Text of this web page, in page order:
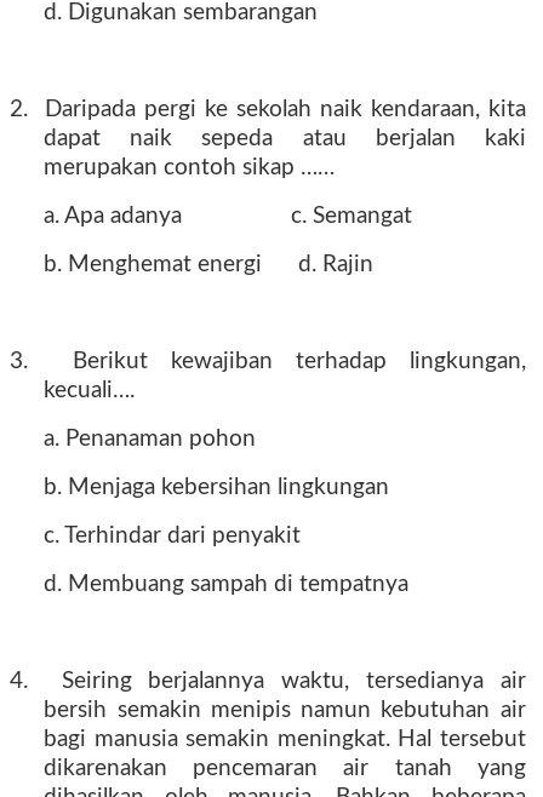
d. Digunakan sembarangan
2.
Daripada pergi ke sekolah naik kendaraan, kita
dapat naik sepeda atau berjalan kaki
merupakan contoh sikap ……
a. Apa adanya c. Semangat
b. Menghemat energi d. Rajin
3.
Berikut kewajiban terhadap lingkungan,
kecuali….
a. Penanaman pohon
b. Menjaga kebersihan lingkungan
c. Terhindar dari penyakit
d. Membuang sampah di tempatnya
4.
Seiring berjalannya waktu, tersedianya air
bersih semakin menipis namun kebutuhan air
bagi manusia semakin meningkat. Hal tersebut
dikarenakan pencemaran air tanah yang